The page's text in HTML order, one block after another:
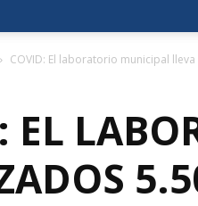
COVID: El laboratorio municipal
EL